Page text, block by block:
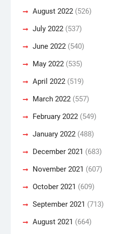
August 2022(526)
July 2022(537)
June 2022(540)
May 2022(535)
April 2022(519)
March 2022(557)
February 2022(549)
January 2022(488)
December 2021 (683)
November 2021 (607)
October 2021 (609)
September 2021 (713)
August 2021 (664)